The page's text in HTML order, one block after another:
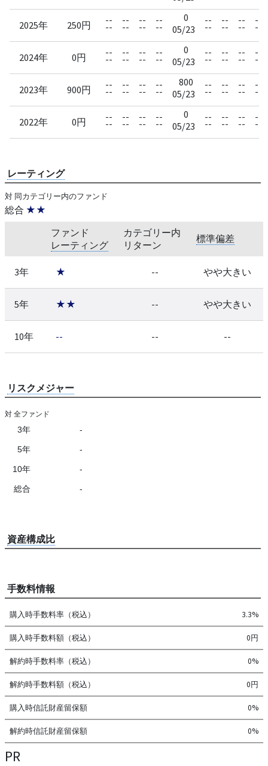
2025年 250円 --
--
--
--
--
--
--
--
0
05/23
--
--
--
--
--
--
--
--
2024年 0円 --
--
--
--
--
--
--
--
0
05/23
--
--
--
--
--
--
--
--
2023年 900円 --
--
--
--
--
--
--
--
800
05/23
--
--
--
--
--
--
--
--
2022年 0円 --
--
--
--
--
--
--
--
0
05/23
--
--
--
--
--
--
--
--
レーティング
対 同カテゴリー内のファンド
総合 ★★
ファンド
レーティング
カテゴリー内
リターン
標準偏差
3年 ★ -- やや大きい
5年 ★★ -- やや大きい
10年 -- -- --
リスクメジャー
対 全ファンド
3年 -
5年 -
10年 -
総合 -
資産構成比
手数料情報
購入時手数料率（税込） 3.3%
購入時手数料額（税込） 0円
解約時手数料率（税込） 0%
解約時手数料額（税込） 0円
購入時信託財産留保額 0%
解約時信託財産留保額 0%
PR